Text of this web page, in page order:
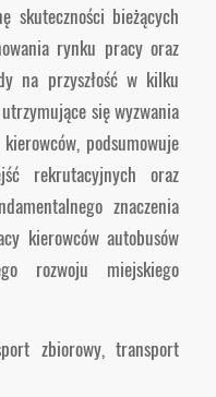
skuteczności bieżących
rynku pracy oraz
na przyszłość w kilku
się wyzwania
podsumowuje
rekrutacyjnych oraz
znaczenia
kierowców autobusów
rozwoju miejskiego
zbiorowy, transport